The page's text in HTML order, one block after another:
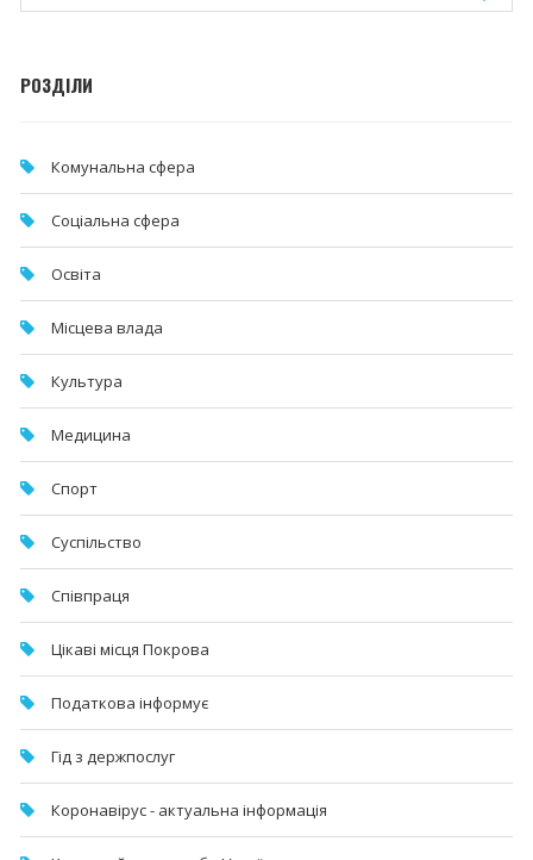
РОЗДІЛИ
Комунальна cфера
Соціальна сфера
Освіта
Місцева влада
Культура
Медицина
Спорт
Суспільство
Співпраця
Цікаві місця Покрова
Податкова інформує
Гід з держпослуг
Коронавірус - актуальна інформація